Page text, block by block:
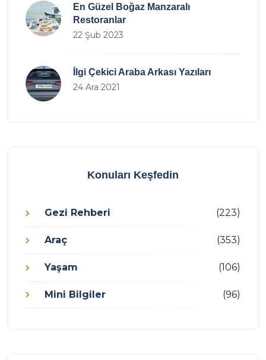
En Güzel Boğaz Manzaralı
Restoranlar
22 Şub 2023
İlgi Çekici Araba Arkası Yazıları
24 Ara 2021
Konuları Keşfedin
Gezi Rehberi (223)
Araç (353)
Yaşam (106)
Mini Bilgiler (96)